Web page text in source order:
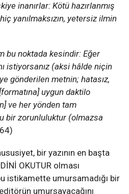
inanırlar: Kötü hazırlanmış
yanılmaksızın, yetersiz ilmin
bu noktada kesindir: Eğer
istiyorsanız (aksi hâlde niçin
gönderilen metnin; hatasız,
uygun daktilo
ve her yönden tam
bir zorunluluktur (olmazsa
bir yazının en başta
OKUTUR olması
istikamette umursamadığı bir
umursayacağını